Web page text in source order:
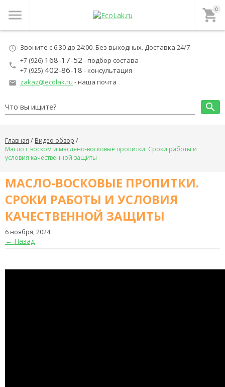
menu local_grocery_store0
schedule Звоните с 6:30 до 24:00. Без выходных. Доставка 24/7
local_phone
+7 (926) 168-17-52 - подбор состава
+7 (925) 402-86-18 - консультация
local_post_office zakaz@ecolak.ru - наша почта
search
Главная
Видео обзор
Масло с воском и масляно-восковые пропитки. Сроки работы и
условия качественной защиты
МАСЛО-ВОСКОВЫЕ ПРОПИТКИ.
СРОКИ РАБОТЫ И УСЛОВИЯ
КАЧЕСТВЕННОЙ ЗАЩИТЫ
6 ноября, 2024
← Назад